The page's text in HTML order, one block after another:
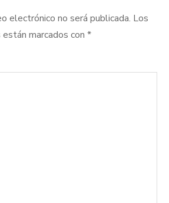
electrónico no será publicada. Los
marcados con *